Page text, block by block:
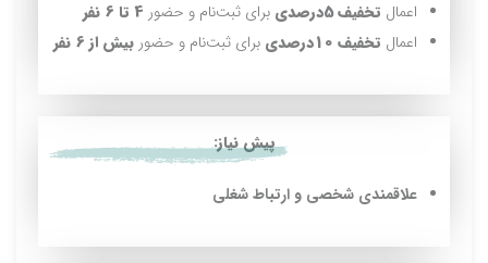
اعمال تخفیف5درصدی برای ثبت‌نام و حضور 4 تا 6 نفر
اعمال تخفیف 10درصدی برای ثبت‌نام و حضور بیش از 6 نفر
پیش نیاز:
علاقمندی شخصی و ارتباط شغلی